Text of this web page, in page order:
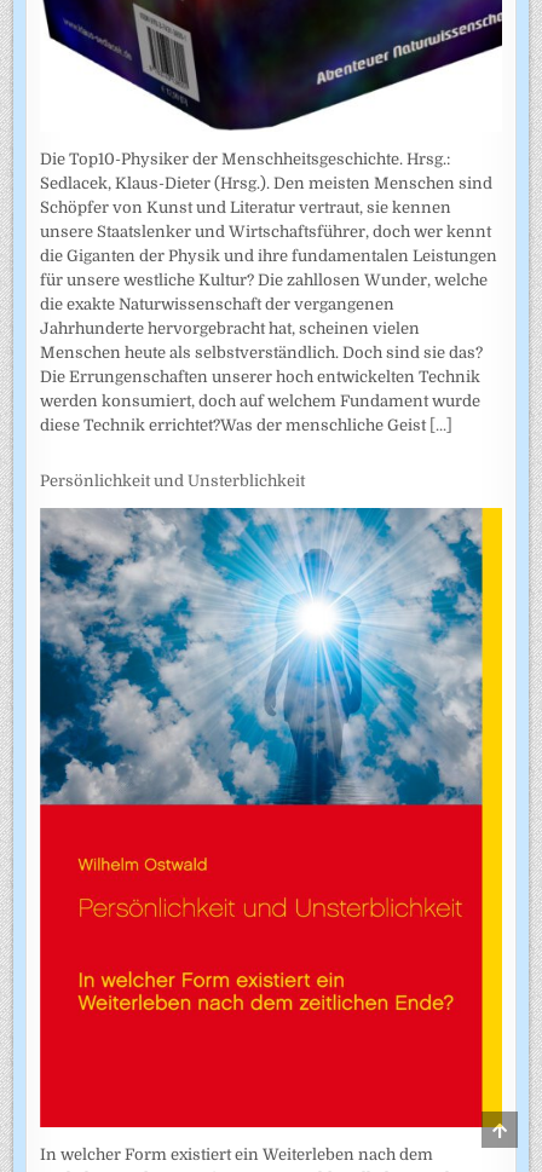
Die Top10-Physiker der Menschheitsgeschichte. Hrsg.:
Sedlacek, Klaus-Dieter (Hrsg.). Den meisten Menschen sind
Schöpfer von Kunst und Literatur vertraut, sie kennen
unsere Staatslenker und Wirtschaftsführer, doch wer kennt
die Giganten der Physik und ihre fundamentalen Leistungen
für unsere westliche Kultur? Die zahllosen Wunder, welche
die exakte Naturwissenschaft der vergangenen
Jahrhunderte hervorgebracht hat, scheinen vielen
Menschen heute als selbstverständlich. Doch sind sie das?
Die Errungenschaften unserer hoch entwickelten Technik
werden konsumiert, doch auf welchem Fundament wurde
diese Technik errichtet?Was der menschliche Geist [...]
Persönlichkeit und Unsterblichkeit
In welcher Form existiert ein Weiterleben nach dem
TO
TOP